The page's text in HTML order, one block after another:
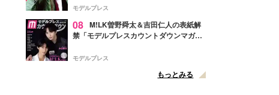
徴する“謎のキーワード”も
モデルプレス
08 M!LK曽野舜太＆吉田仁人の表紙解
禁「モデルプレスカウントダウンマガジ
モデルプレス
もっとみる